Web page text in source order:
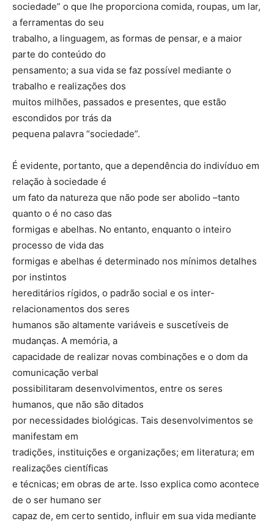
sociedade” o que lhe proporciona comida, roupas, um lar,
a ferramentas do seu
trabalho, a linguagem, as formas de pensar, e a maior
parte do conteúdo do
pensamento; a sua vida se faz possível mediante o
trabalho e realizações dos
muitos milhões, passados e presentes, que estão
escondidos por trás da
pequena palavra “sociedade”.
É evidente, portanto, que a dependência do indivíduo em
relação à sociedade é
um fato da natureza que não pode ser abolido –tanto
quanto o é no caso das
formigas e abelhas. No entanto, enquanto o inteiro
processo de vida das
formigas e abelhas é determinado nos mínimos detalhes
por instintos
hereditários rígidos, o padrão social e os inter-
relacionamentos dos seres
humanos são altamente variáveis e suscetíveis de
mudanças. A memória, a
capacidade de realizar novas combinações e o dom da
comunicação verbal
possibilitaram desenvolvimentos, entre os seres
humanos, que não são ditados
por necessidades biológicas. Tais desenvolvimentos se
manifestam em
tradições, instituições e organizações; em literatura; em
realizações científicas
e técnicas; em obras de arte. Isso explica como acontece
de o ser humano ser
capaz de, em certo sentido, influir em sua vida mediante